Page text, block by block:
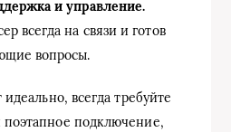
и управление.
всегда на связи и готов
вопросы.
всегда требуйте
подключение,